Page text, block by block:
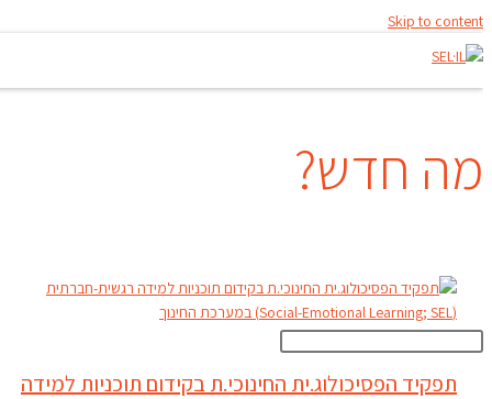
Skip to content
מה חדש?
תפקיד הפסיכולוג.ית החינוכי.ת בקידום תוכניות למידה